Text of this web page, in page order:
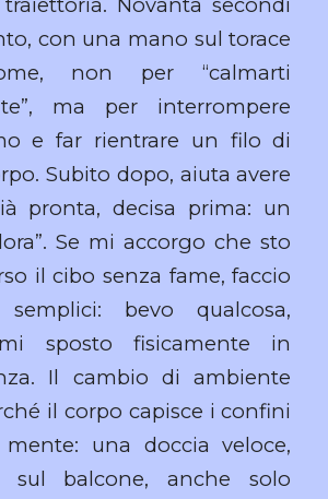
con una mano sul torace
non per “calmarti
ma per interrompere
e far rientrare un filo di
Subito dopo, aiuta avere
pronta, decisa prima: un
Se mi accorgo che sto
il cibo senza fame, faccio
bevo qualcosa,
sposto fisicamente in
Il cambio di ambiente
il corpo capisce i confini
una doccia veloce,
sul balcone, anche solo